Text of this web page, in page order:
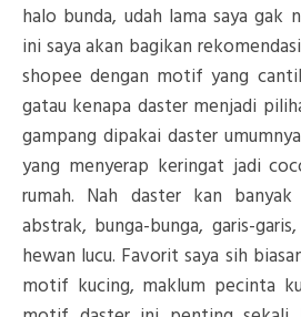
halo bunda, udah lama saya gak nulis rekomendasi, kali
ini saya akan bagikan
shopee dengan motif yang
gatau kenapa daster menjadi
gampang dipakai daster
yang menyerap keringat jadi
rumah. Nah daster kan
abstrak, bunga-bunga, garis-
hewan lucu. Favorit saya sih
motif kucing, maklum pecinta